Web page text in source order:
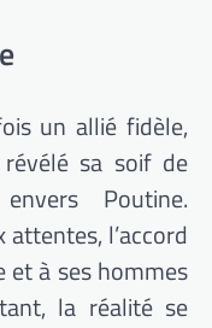
un allié fidèle,
sa soif de
Poutine.
l’accord
et à ses hommes
la réalité se